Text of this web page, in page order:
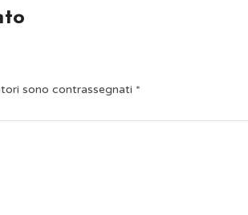
sono contrassegnati *